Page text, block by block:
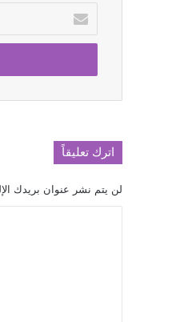
بريدك
الإلكتروني
اترك تعليقاً
لن يتم نشر عنوان بريدك